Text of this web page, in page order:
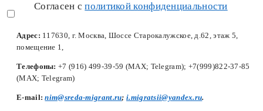
Согласен сполитикой конфиденциальности
Адрес: 117630, г. Москва, Шоссе Старокалужское, д.62, этаж 5,
помещение 1,
Телефоны: +7 (916) 499-39-59 (MAX; Telegram); +7(999)822-37-85
(MAX; Telegram)
Е-mail:nim@sreda-migrant.ru;i.migratsii@yandex.ru.